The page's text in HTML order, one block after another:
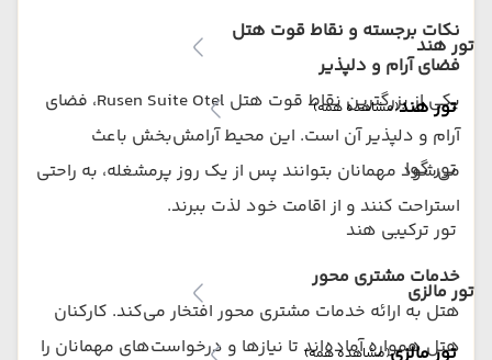
تور هند
تور هند(مشاهده همه)
تور گوا
تور ترکیبی هند
تور مالزی
تور مالزی(مشاهده همه)
نکات برجسته و نقاط قوت هتل
فضای آرام و دلپذیر
یکی از بزرگترین نقاط قوت هتل Rusen Suite Otel، فضای
آرام و دلپذیر آن است. این محیط آرامش‌بخش باعث
می‌شود مهمانان بتوانند پس از یک روز پرمشغله، به راحتی
استراحت کنند و از اقامت خود لذت ببرند.
خدمات مشتری محور
هتل به ارائه خدمات مشتری محور افتخار می‌کند. کارکنان
هتل همواره آماده‌اند تا نیازها و درخواست‌های مهمانان را